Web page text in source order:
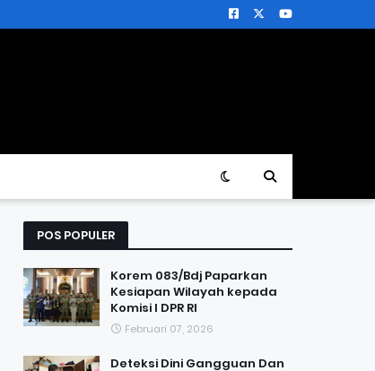
POS POPULER
Korem 083/Bdj Paparkan
Kesiapan Wilayah kepada
Komisi I DPR RI
Februari 07, 2026
Deteksi Dini Gangguan Dan